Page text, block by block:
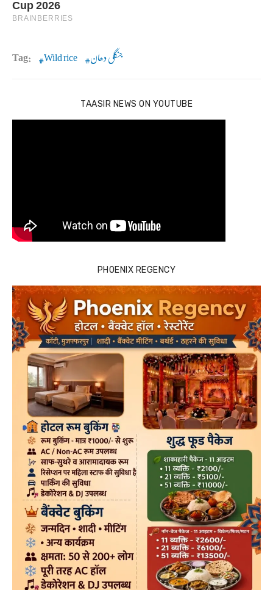
Tag: Wild rice جنگلی دھان
TAASIR NEWS ON YOUTUBE
PHOENIX REGENCY